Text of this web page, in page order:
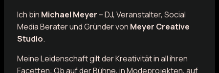
Ich bin Michael Meyer – DJ, Veranstalter, Social
Media Berater und Gründer von Meyer Creative
Studio.
Meine Leidenschaft gilt der Kreativität in all ihren
Facetten: Ob auf der Bühne, in Modeprojekten, auf